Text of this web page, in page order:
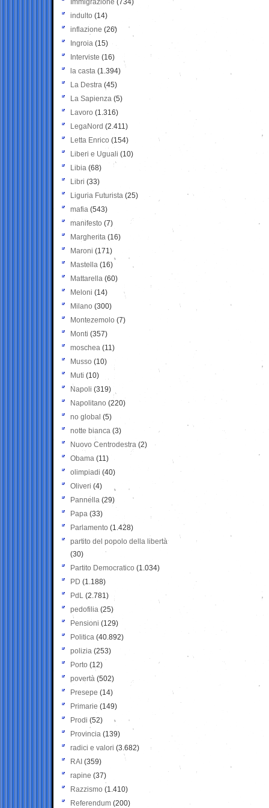
Immigrazione (734)
indulto (14)
inflazione (26)
Ingroia (15)
Interviste (16)
la casta (1.394)
La Destra (45)
La Sapienza (5)
Lavoro (1.316)
LegaNord (2.411)
Letta Enrico (154)
Liberi e Uguali (10)
Libia (68)
Libri (33)
Liguria Futurista (25)
mafia (543)
manifesto (7)
Margherita (16)
Maroni (171)
Mastella (16)
Mattarella (60)
Meloni (14)
Milano (300)
Montezemolo (7)
Monti (357)
moschea (11)
Musso (10)
Muti (10)
Napoli (319)
Napolitano (220)
no global (5)
notte bianca (3)
Nuovo Centrodestra (2)
Obama (11)
olimpiadi (40)
Oliveri (4)
Pannella (29)
Papa (33)
Parlamento (1.428)
partito del popolo della libertà
(30)
Partito Democratico (1.034)
PD (1.188)
PdL (2.781)
pedofilia (25)
Pensioni (129)
Politica (40.892)
polizia (253)
Porto (12)
povertà (502)
Presepe (14)
Primarie (149)
Prodi (52)
Provincia (139)
radici e valori (3.682)
RAI (359)
rapine (37)
Razzismo (1.410)
Referendum (200)